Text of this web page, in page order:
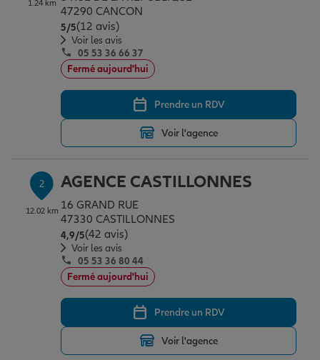
Assurance emprunteur
Prévoyance et dépendance
Assurance animal de compagnie
Protection de la famille
Protection juridique
Épargne & retraite
Plan épargne retraite
Assurance vie
Placements financiers
Investissements immobiliers
Transmission
Vos projets
Partir en vacances
Déménager
Changer de voiture
Départ à la retraite
Conseil assurance
Outre-mer
Assurance auto
Assurance habitation
Professionnels
Allianz en France
1.24 km
47290 CANCON
5/5Note de 5 sur 5
(12 avis)
Voir les avis
05 53 36 66 37
Fermé aujourd'hui
Prendre un RDV
Voir l'agence
2
12.02 km
AGENCE CASTILLONNES
16 GRAND RUE
47330 CASTILLONNES
4,9/5Note de 4.9 sur 5
(42 avis)
Voir les avis
05 53 36 80 44
Fermé aujourd'hui
Prendre un RDV
Voir l'agence